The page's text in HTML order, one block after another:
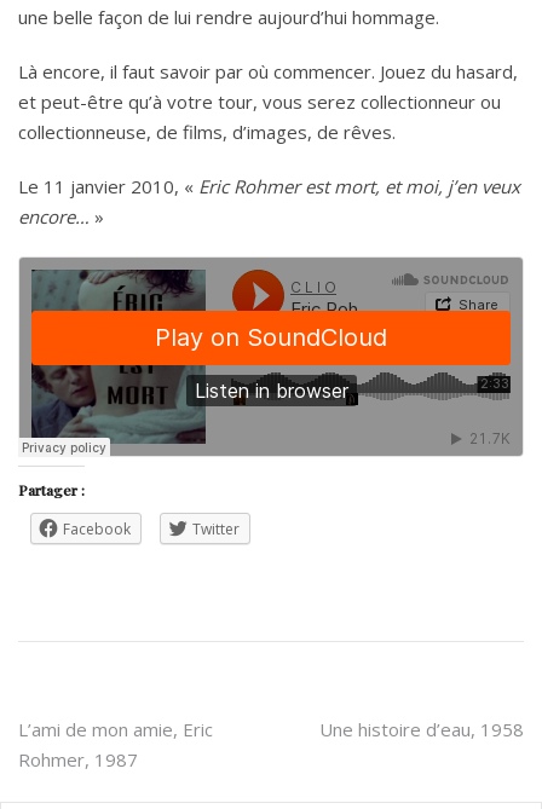
une belle façon de lui rendre aujourd’hui hommage.
Là encore, il faut savoir par où commencer. Jouez du hasard,
et peut-être qu’à votre tour, vous serez collectionneur ou
collectionneuse, de films, d’images, de rêves.
Le 11 janvier 2010, « Eric Rohmer est mort, et moi, j’en veux
encore… »
Partager :
Facebook Twitter
Navigation
de
L’ami de mon amie, Eric
Rohmer, 1987
Une histoire d’eau, 1958